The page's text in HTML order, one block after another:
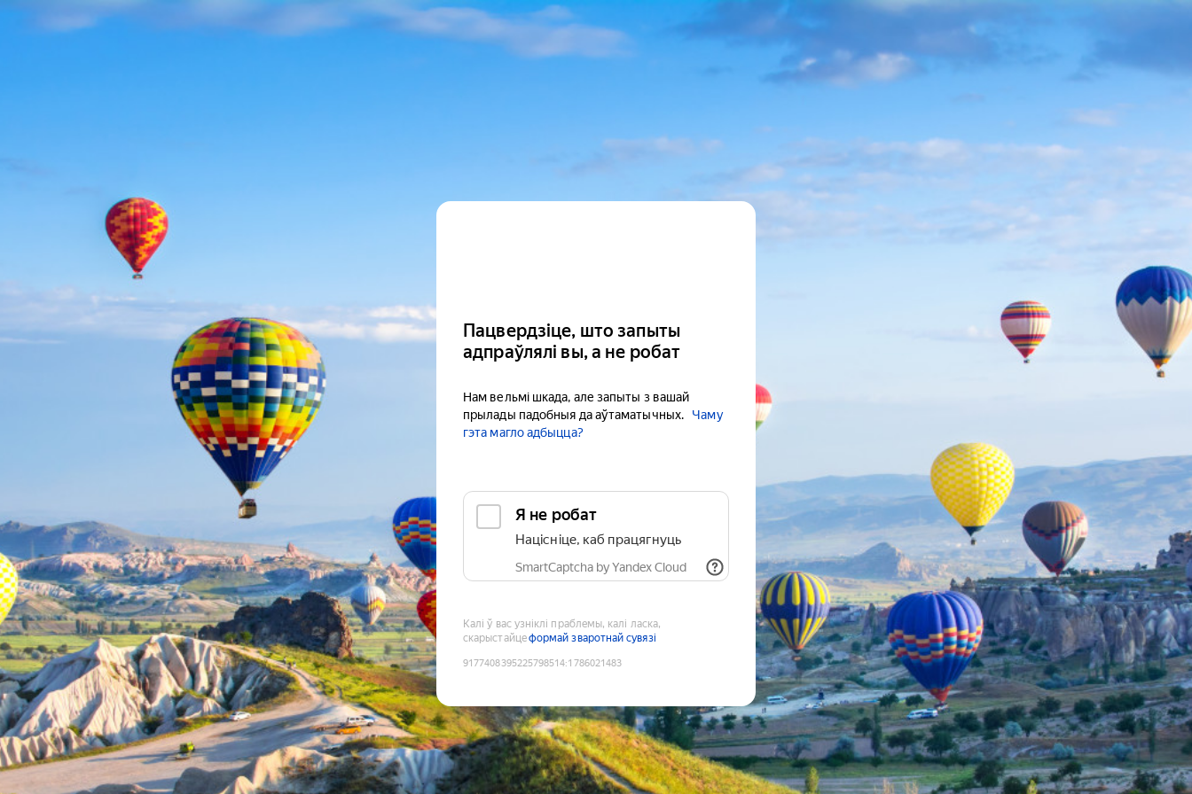
Пацвердзіце, што запыты
адпраўлялі вы, а не робат
Нам вельмі шкада, але запыты з вашай
прылады падобныя да аўтаматычных.
Чаму
гэта магло адбыцца?
Я не робат
Націсніце, каб працягнуць
SmartCaptcha by Yandex Cloud
Калі ў вас узніклі праблемы, калі ласка,
скарыстайцеформай зваротнай сувязі
9177408395225798514:1786021483